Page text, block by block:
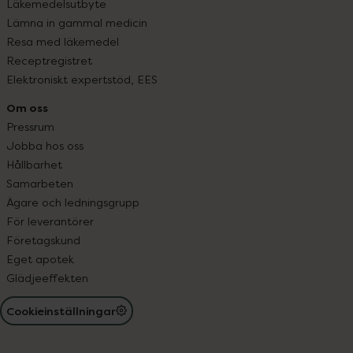
Läkemedelsutbyte
Lämna in gammal medicin
Resa med läkemedel
Receptregistret
Elektroniskt expertstöd, EES
Om oss
Pressrum
Jobba hos oss
Hållbarhet
Samarbeten
Ägare och ledningsgrupp
För leverantörer
Företagskund
Eget apotek
Glädjeeffekten
Cookieinställningar